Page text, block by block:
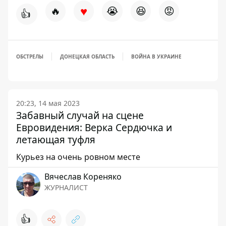
👍 🔥 ♥ 😭 😆 😡
ОБСТРЕЛЫ ДОНЕЦКАЯ ОБЛАСТЬ ВОЙНА В УКРАИНЕ
20:23, 14 мая 2023
Забавный случай на сцене
Евровидения: Верка Сердючка и
летающая туфля
Курьез на очень ровном месте
Вячеслав Кореняко
ЖУРНАЛИСТ
👍